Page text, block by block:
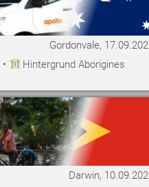
Gordonvale,
• Hintergrund Aborigines
Darwin,